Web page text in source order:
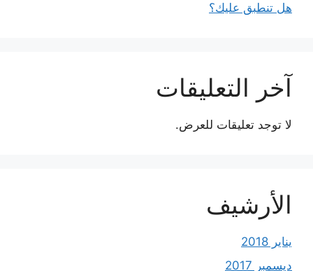
هل تنطبق عليك؟
آخر التعليقات
لا توجد تعليقات للعرض.
الأرشيف
يناير 2018
ديسمبر 2017